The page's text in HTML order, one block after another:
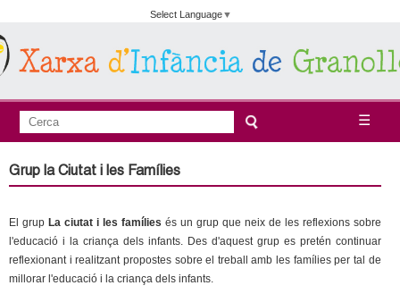
Vés
contingut
Select Language▼
u
n
☰
F
r
u
l
a
e
c
Grup la Ciutat i les Famílies
El grup La ciutat i les famílies és un grup que neix de les reflexions sobre
l'educació i la criança dels infants. Des d'aquest grup es pretén continuar
reflexionant i realitzant propostes sobre el treball amb les famílies per tal de
millorar l'educació i la criança dels infants.